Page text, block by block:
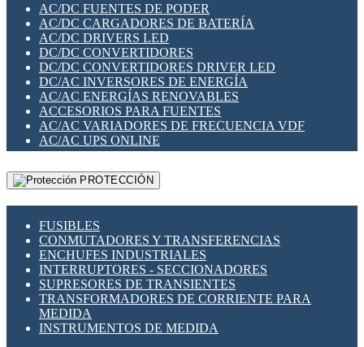
SWITCH Y MICROSWITCH
TARJETAS PI
UNIÓN Y DERIVACIÓN DE CABLE
PLACAS MODULARES IOT
SWITCHES Y REDES WIFI
SOLUCIONES IOT
SOLUCIONES LORAWAN
SOLUCIONES RED CELULAR
SEGURIDAD PARA REDES
SWITCHES LAN
TELEFONÍA IP (VOIP)
VIGILANCIA IP (CCTV)
MESHTASTIC
AC/DC FUENTES DE PODER
AC/DC CARGADORES DE BATERÍA
AC/DC DRIVERS LED
DC/DC CONVERTIDORES
DC/DC CONVERTIDORES DRIVER LED
DC/AC INVERSORES DE ENERGÍA
AC/AC ENERGÍAS RENOVABLES
ACCESORIOS PARA FUENTES
AC/AC VARIADORES DE FRECUENCIA VDF
AC/AC UPS ONLINE
PROTECCIÓN
FUSIBLES
CONMUTADORES Y TRANSFERENCIAS
ENCHUFES INDUSTRIALES
INTERRUPTORES - SECCIONADORES
SUPRESORES DE TRANSIENTES
TRANSFORMADORES DE CORRIENTE PARA
MEDIDA
INSTRUMENTOS DE MEDIDA